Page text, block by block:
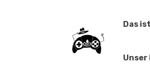
Das
Unser